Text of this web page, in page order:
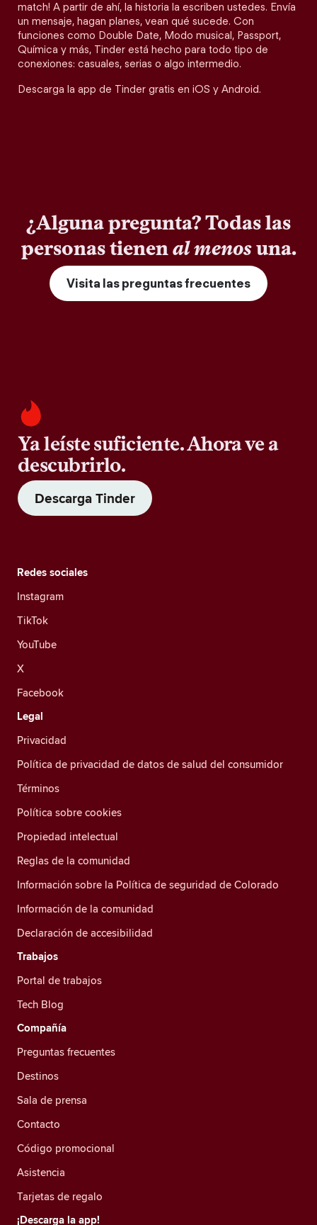
match! A partir de ahí, la historia la escriben ustedes. Envía
un mensaje, hagan planes, vean qué sucede. Con
funciones como Double Date, Modo musical, Passport,
Química y más, Tinder está hecho para todo tipo de
conexiones: casuales, serias o algo intermedio.
Descarga la app de Tinder gratis en iOS y Android.
¿Alguna pregunta? Todas las
personas tienenal menosuna.
Visita las preguntas frecuentes
Ya leíste suficiente. Ahora ve a
descubrirlo.
Descarga Tinder
Redes sociales
Instagram
TikTok
YouTube
X
Facebook
Legal
Privacidad
Política de privacidad de datos de salud del consumidor
Términos
Política sobre cookies
Propiedad intelectual
Reglas de la comunidad
Información sobre la Política de seguridad de Colorado
Información de la comunidad
Declaración de accesibilidad
Trabajos
Portal de trabajos
Tech Blog
Compañía
Preguntas frecuentes
Destinos
Sala de prensa
Contacto
Código promocional
Asistencia
Tarjetas de regalo
¡Descarga la app!